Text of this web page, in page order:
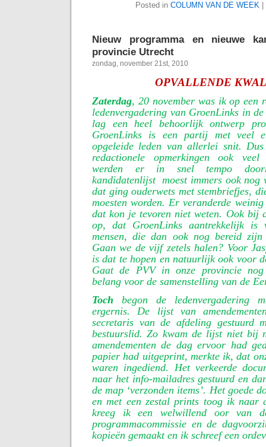
Posted in COLUMN VAN DE WEEK|
Nieuw programma en nieuwe
provincie Utrecht
zondag, november 21st, 2010
OPVALLENDE
Zaterdag, 20 november was ik op een
ledenvergadering van GroenLinks in
lag een heel behoorlijk ontwerp
GroenLinks is een partij met veel
opgeleide leden van allerlei snit.
redactionele opmerkingen ook veel
werden er in snel tempo
kandidatenlijst moest immers ook nog
dat ging ouderwets met stembriefjes,
moesten worden. Er veranderde
dat kon je tevoren niet weten. Ook bij
op, dat GroenLinks aantrekkelijk is
mensen, die dan ook nog bereid
Gaan we de vijf zetels halen? Voor
is dat te hopen en natuurlijk ook voor
Gaat de PVV in onze provincie
belang voor de samenstelling van de
Toch begon de ledenvergadering
ergernis. De lijst van
secretaris van de afdeling gestuurd
bestuurslid. Zo kwam de lijst niet bij
amendementen de dag ervoor had
papier had uitgeprint, merkte ik, dat
waren ingediend. Het verkeerde
naar het info-mailadres gestuurd en
de map ‘verzonden items’. Het goede
en met een zestal prints toog ik naar
kreeg ik een welwillend oor van
programmacommissie en de
kopieën gemaakt en ik schreef een